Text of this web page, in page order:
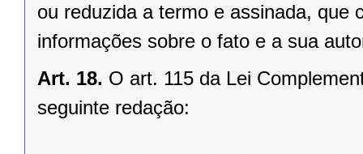
ou reduzida a termo e assinada, que
informações sobre o fato e a sua
Art. 18. O art. 115 da Lei
seguinte redação: